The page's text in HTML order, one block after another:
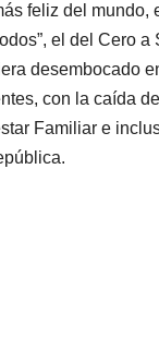
feliz del mundo,
el del Cero a
desembocado
con la caída
Familiar e